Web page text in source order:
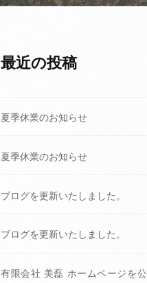
最近の投稿
夏季休業のお知らせ
夏季休業のお知らせ
ブログを更新いたしました。
ブログを更新いたしました。
有限会社 美磊 ホームページを